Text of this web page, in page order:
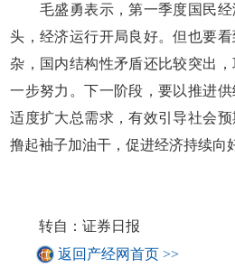
毛盛勇表示，第一季度国民经
头，经济运行开局良好。但也要
杂，国内结构性矛盾还比较突出
一步努力。下一阶段，要以推进供
适度扩大总需求，有效引导社会预
撸起袖子加油干，促进经济持续向
转自：证券日报
返回产经网首页 >>